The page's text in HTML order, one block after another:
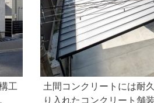
工
土間コンクリートには耐
り入れたコンクリート舗